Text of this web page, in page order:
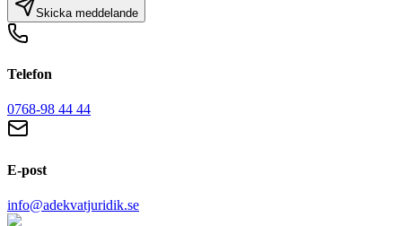
Skicka meddelande
Telefon
0768-98 44 44
E-post
info@adekvatjuridik.se